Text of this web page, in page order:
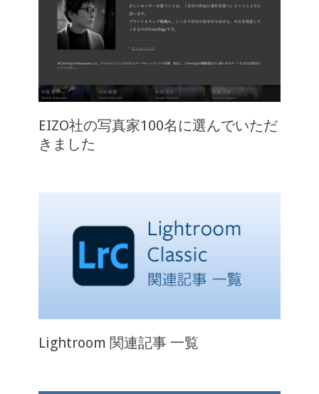
EIZO社の写真家100名に選んでいただ
きました
Lightroom 関連記事 一覧